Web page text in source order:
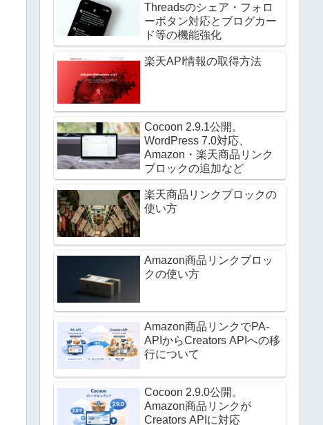
Threadsのシェア・フォロ
ーボタン対応とブログカー
ド等の機能強化
楽天API情報の取得方法
Cocoon 2.9.1公開。
WordPress 7.0対応、
Amazon・楽天商品リンク
ブロックの追加など
楽天商品リンクブロックの
使い方
Amazon商品リンクブロッ
クの使い方
Amazon商品リンクでPA-
APIからCreators APIへの移
行について
Cocoon 2.9.0公開。
Amazon商品リンクが
Creators APIに対応